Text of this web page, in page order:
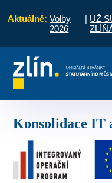
Aktuálně: Volby
2026
| UŽ
vyřídit
Konsolidace